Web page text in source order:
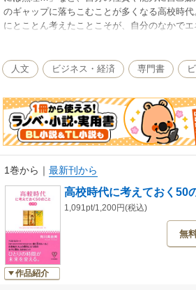
のギャップに落ちこむことが多くなる高校時
にとことん考えたことこそが、自分のなかで
らゆる場面で自分を支えると著者はいいます
て立ち上がった経験や、やるかやらないか悩
ル部で得たことを語ります。親や環境のせい
すぐに結果につながらなくても、必ず自分が
す。自分の可能性を閉ざすことなく、人生を
なるために大切な、前向きに考える習慣を高
人文 ビジネス・経済 専門書
1巻から ｜ 最新刊から
作品紹介
高校時代に考えておく50
1,091pt/1,200円(税込)
無